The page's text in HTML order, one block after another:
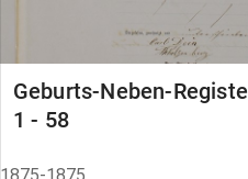
Geburts-Neben-
1 - 58